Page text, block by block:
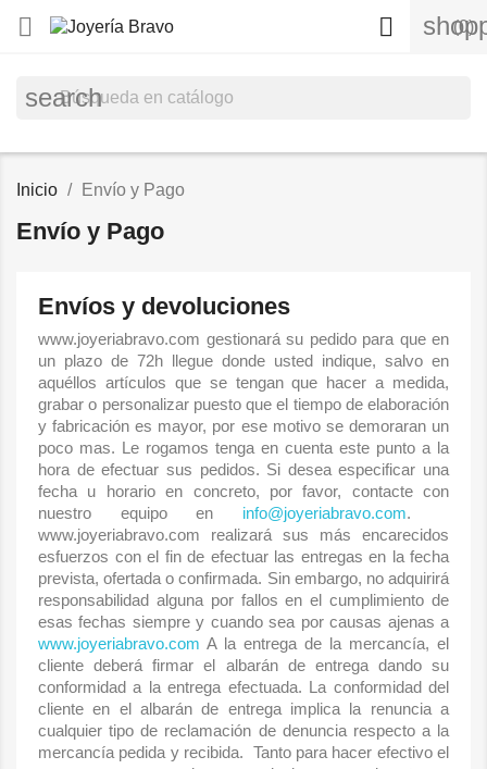
 (0)

search
Inicio Envío y Pago
Envío y Pago
Envíos y devoluciones
www.joyeriabravo.com gestionará su pedido para que en
un plazo de 72h llegue donde usted indique, salvo en
aquéllos artículos que se tengan que hacer a medida,
grabar o personalizar puesto que el tiempo de elaboración
y fabricación es mayor, por ese motivo se demoraran un
poco mas. Le rogamos tenga en cuenta este punto a la
hora de efectuar sus pedidos. Si desea especificar una
fecha u horario en concreto, por favor, contacte con
nuestro equipo en info@joyeriabravo.com.
www.joyeriabravo.com realizará sus más encarecidos
esfuerzos con el fin de efectuar las entregas en la fecha
prevista, ofertada o confirmada. Sin embargo, no adquirirá
responsabilidad alguna por fallos en el cumplimiento de
esas fechas siempre y cuando sea por causas ajenas a
www.joyeriabravo.com A la entrega de la mercancía, el
cliente deberá firmar el albarán de entrega dando su
conformidad a la entrega efectuada. La conformidad del
cliente en el albarán de entrega implica la renuncia a
cualquier tipo de reclamación de denuncia respecto a la
mercancía pedida y recibida. Tanto para hacer efectivo el